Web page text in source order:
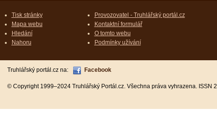
Tisk stránky
Mapa webu
Hledání
Nahoru
Provozovatel - Truhlářský portál.cz
Kontaktní formulář
O tomto webu
Podmínky užívání
Truhlářský portál.cz na: Facebook
© Copyright 1999–2024 Truhlářský Portál.cz. Všechna práva vyhrazena.